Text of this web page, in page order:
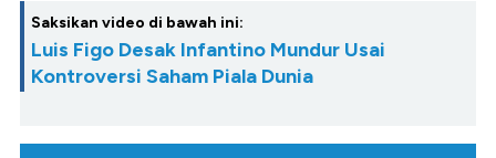
Saksikan video di bawah ini:
Luis Figo Desak Infantino Mundur Usai
Kontroversi Saham Piala Dunia